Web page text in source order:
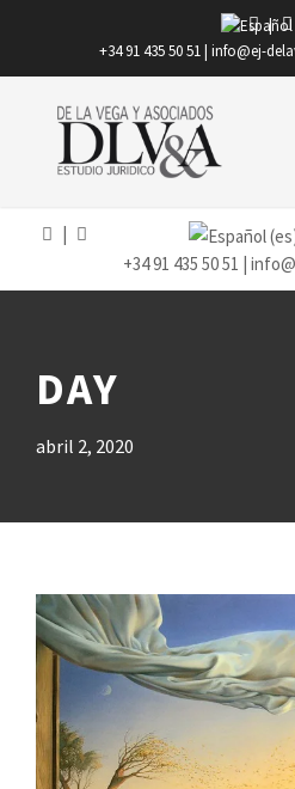
|
+34 91 435 50 51 | info@ej-
+34 91 435 50 51 |
DAY
abril 2, 2020